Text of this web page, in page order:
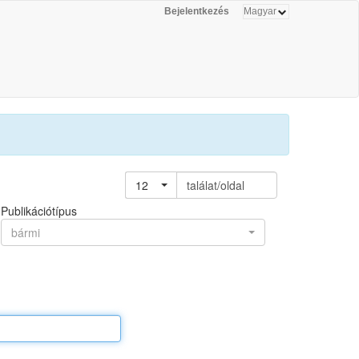
Bejelentkezés
12
találat/oldal
Publikációtípus
bármi